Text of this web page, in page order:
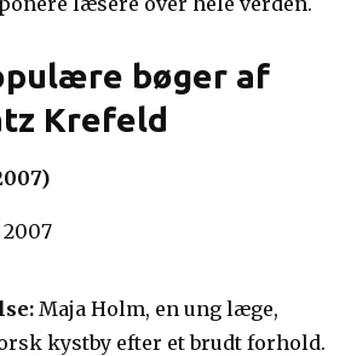
bøger af
Krefeld
2007
Maja Holm, en ung læge,
kystby efter et brudt forhold.